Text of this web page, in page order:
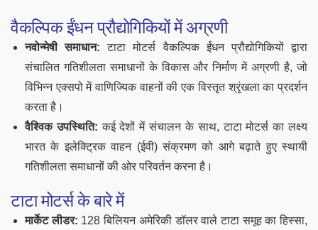
वैकल्पिक ईंधन प्रौद्योगिकियों में अग्रणी
नवोन्मेषी समाधान: टाटा मोटर्स वैकल्पिक ईंधन प्रौद्योगिकियों द्वारा
संचालित गतिशीलता समाधानों के विकास और निर्माण में अग्रणी है, जो
विभिन्न एक्सपो में वाणिज्यिक वाहनों की एक विस्तृत श्रृंखला का प्रदर्शन
करता है।
वैश्विक उपस्थिति: कई देशों में संचालन के साथ, टाटा मोटर्स का लक्ष्य
भारत के इलेक्ट्रिक वाहन (ईवी) संक्रमण को आगे बढ़ाते हुए स्थायी
गतिशीलता समाधानों की ओर परिवर्तन करना है।
टाटा मोटर्स के बारे में
मार्केट लीडर: 128 बिलियन अमेरिकी डॉलर वाले टाटा समूह का हिस्सा,